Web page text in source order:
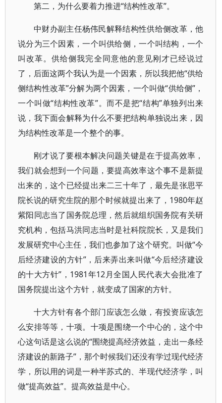
第二，为什么要着力推进“结构性改革”。
中财办副主任杨伟民解释结构性供给侧改革，他
说分为三个因素，一个叫供给侧，一个叫结构，一个
叫改革。供给侧我完全同意他的意见刚才已经说过
了，后面这两个我认为是一个因素，所以我把他“供给
侧结构性改革”分解为两个因素，一个叫做“供给侧”，
一个叫做“结构性改革”。而不是把“结构”单独列出来
说，我下面会解释为什么不要把结构单独说出来，因
为结构性改革是一个整个的事。
刚才说了要根本解决问题关键是在于提高效率，
我们就会想到一个问题，要提高效率这个事不是新提
出来的，这个已经提出来二三十年了，最先是张思平
院长说的研究生院的那个时候就提出来了，1980年赵
紫阳同志当了国务院总理，然后就组织国务院有关研
究机构，包括马洪同志当时是社科院院长，又是我们
发展研究中心主任，我们也参加了这个研究。叫做“今
后经济建设的方针”，后来弄出来叫做“今后经济建设
的十大方针”，1981年12月全国人民代表大会批准了
国务院提出这个方针，就变成了国家的方针。
十大方针有各个部门应该怎么做，有投资应该怎
么安排等等，十项。十项是围绕一个中心的，这个中
心这句话是这么说的“围绕提高经济效益，走出一条经
济建设的新路子”，那个时候我们还没有学过现代经济
学，所以用的词是一种半苏式的、半现代经济学，叫
做“提高效益”。提高效益是中心。